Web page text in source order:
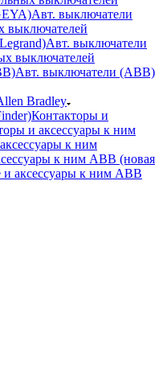
Авт. выключатели
выключателей
Авт. выключатели
выключателей
Авт. выключатели (ABB)
Bradley
Контакторы и
и аксессуары к ним
к ним
к ним ABB (новая
аксессуары к ним ABB